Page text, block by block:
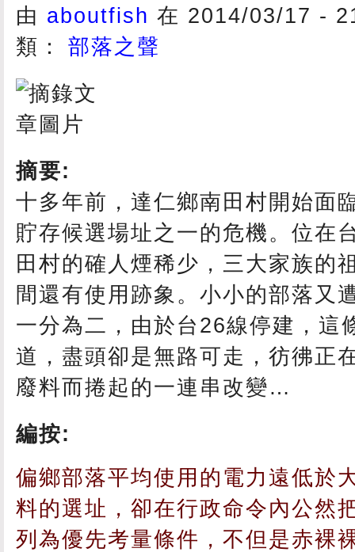
由 aboutfish 在 2014/03/17 -
類：
部落之聲
摘要:
十多年前，達仁鄉南田村開始面
貯存候選場址之一的危機。位在
田村的確人煙稀少，三大家族的
間還有使用跡象。小小的部落又
一分為二，由於台26線停建，這
道，盡頭卻是無路可走，彷彿正
廢料而捲起的一連串改變…
編按:
偏鄉部落平均使用的電力遠低於
料的選址，卻在行政命令內公然
列為優先考量條件，不但是赤裸